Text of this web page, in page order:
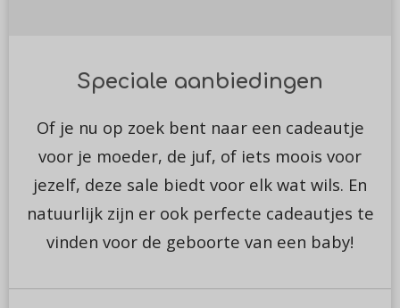
Speciale aanbiedingen
Of je nu op zoek bent naar een cadeautje
voor je moeder, de juf, of iets moois voor
jezelf, deze sale biedt voor elk wat wils. En
natuurlijk zijn er ook perfecte cadeautjes te
vinden voor de geboorte van een baby!